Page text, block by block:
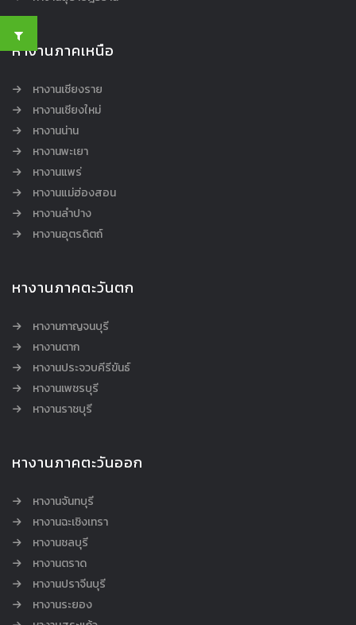
หางานภาคเหนือ
หางานเชียงราย
หางานเชียงใหม่
หางานน่าน
หางานพะเยา
หางานแพร่
หางานแม่ฮ่องสอน
หางานลำปาง
หางานอุตรดิตถ์
หางานภาคตะวันตก
หางานกาญจนบุรี
หางานตาก
หางานประจวบคีรีขันธ์
หางานเพชรบุรี
หางานราชบุรี
หางานภาคตะวันออก
หางานจันทบุรี
หางานฉะเชิงเทรา
หางานชลบุรี
หางานตราด
หางานปราจีนบุรี
หางานระยอง